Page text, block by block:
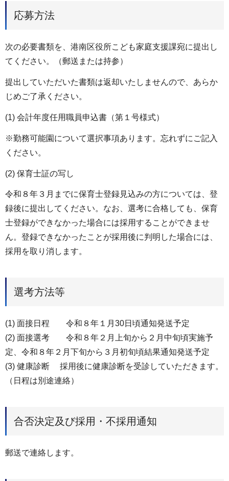
応募方法
次の必要書類を、港南区役所こども家庭支援課宛に提出し
てください。（郵送または持参）
提出していただいた書類は返却いたしませんので、あらか
じめご了承ください。
(1) 会計年度任用職員申込書（第１号様式）
※勤務可能園について選択事項あります。忘れずにご記入
ください。
(2) 保育士証の写し
令和８年３月までに保育士登録見込みの方については、登
録後に提出してください。なお、選考に合格しても、保育
士登録ができなかった場合には採用することができませ
ん。登録できなかったことが採用後に判明した場合には、
採用を取り消します。
選考方法等
(1) 面接日程 令和８年１月30日頃通知発送予定
(2) 面接選考 令和８年２月上旬から２月中旬頃実施予
定、令和８年２月下旬から３月初旬頃結果通知発送予定
(3) 健康診断 採用後に健康診断を受診していただきます。
（日程は別途連絡）
合否決定及び採用・不採用通知
郵送で連絡します。